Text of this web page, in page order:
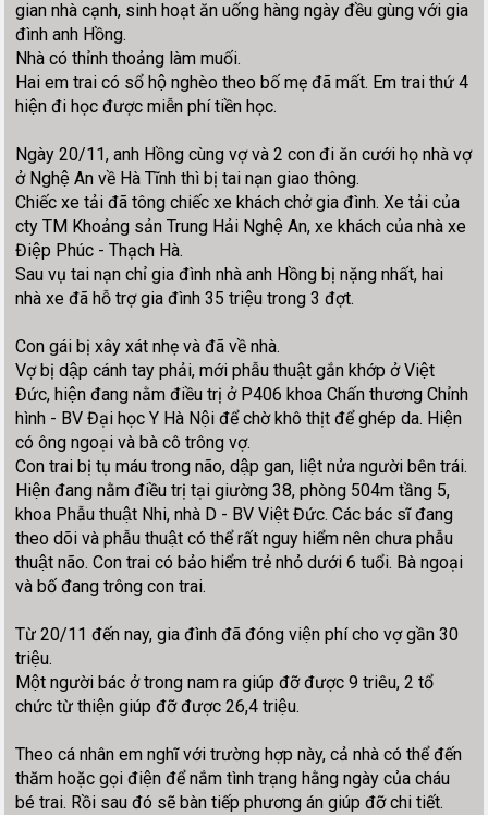
gian nhà cạnh, sinh hoạt ăn uống hàng ngày đều gùng với gia
đình anh Hồng.
Nhà có thỉnh thoảng làm muối.
Hai em trai có sổ hộ nghèo theo bố mẹ đã mất. Em trai thứ 4
hiện đi học được miễn phí tiền học.
Ngày 20/11, anh Hồng cùng vợ và 2 con đi ăn cưới họ nhà vợ
ở Nghệ An về Hà Tĩnh thì bị tai nạn giao thông.
Chiếc xe tải đã tông chiếc xe khách chở gia đình. Xe tải của
cty TM Khoảng sản Trung Hải Nghệ An, xe khách của nhà xe
Điệp Phúc - Thạch Hà.
Sau vụ tai nạn chỉ gia đình nhà anh Hồng bị nặng nhất, hai
nhà xe đã hỗ trợ gia đình 35 triệu trong 3 đợt.
Con gái bị xây xát nhẹ và đã về nhà.
Vợ bị dập cánh tay phải, mới phẫu thuật gắn khớp ở Việt
Đức, hiện đang nằm điều trị ở P406 khoa Chấn thương Chỉnh
hình - BV Đại học Y Hà Nội để chờ khô thịt để ghép da. Hiện
có ông ngoại và bà cô trông vợ.
Con trai bị tụ máu trong não, dập gan, liệt nửa người bên trái.
Hiện đang nằm điều trị tại giường 38, phòng 504m tầng 5,
khoa Phẫu thuật Nhi, nhà D - BV Việt Đức. Các bác sĩ đang
theo dõi và phẫu thuật có thể rất nguy hiểm nên chưa phẫu
thuật não. Con trai có bảo hiểm trẻ nhỏ dưới 6 tuổi. Bà ngoại
và bố đang trông con trai.
Từ 20/11 đến nay, gia đình đã đóng viện phí cho vợ gần 30
triệu.
Một người bác ở trong nam ra giúp đỡ được 9 triêu, 2 tổ
chức từ thiện giúp đỡ được 26,4 triệu.
Theo cá nhân em nghĩ với trường hợp này, cả nhà có thể đến
thăm hoặc gọi điện để nắm tình trạng hằng ngày của cháu
bé trai. Rồi sau đó sẽ bàn tiếp phương án giúp đỡ chi tiết.